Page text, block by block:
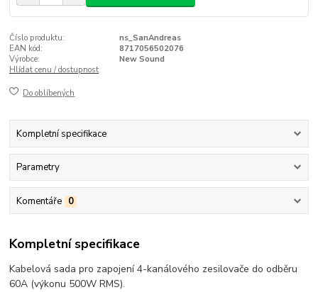
Číslo produktu:
ns_SanAndreas
EAN kód:
8717056502076
Výrobce:
New Sound
Hlídat cenu / dostupnost
Do oblíbených
Kompletní specifikace
Parametry
Komentáře 0
Kompletní specifikace
Kabelová sada pro zapojení 4-kanálového zesilovače do odběru
60A (výkonu 500W RMS).